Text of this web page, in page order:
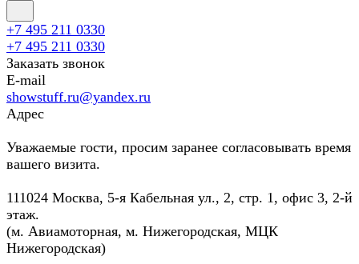
+7 495 211 0330
+7 495 211 0330
Заказать звонок
E-mail
showstuff.ru@yandex.ru
Адрес
Уважаемые гости, просим заранее согласовывать время
вашего визита.
111024 Москва, 5-я Кабельная ул., 2, стр. 1, офис 3, 2-й
этаж.
(м. Авиамоторная, м. Нижегородская, МЦК
Нижегородская)